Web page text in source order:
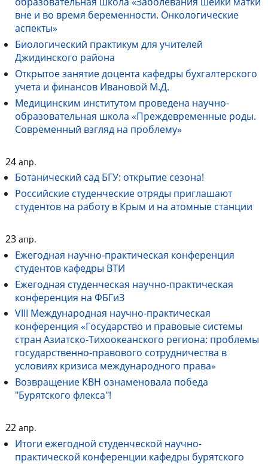
вне и во время беременности. Онкологические
аспекты»
Биологический практикум для учителей
Джидинского района
Открытое занятие доцента кафедры бухгалтерского
учета и финансов Ивановой М.Д.
Медицинским институтом проведена научно-
образовательная школа «Преждевременные роды.
Современный взгляд на проблему»
24 апр.
Ботанический сад БГУ: открытие сезона!
Российские студенческие отряды приглашают
студентов на работу в Крым и на атомные станции
23 апр.
Ежегодная научно-практическая конференция
студентов кафедры ВТИ
Ежегодная студенческая научно-практическая
конференция на ФБГиЗ
VIII Международная научно-практическая
конференция «Государство и правовые системы
стран Азиатско-Тихоокеанского региона: проблемы
государственно-правового сотрудничества в
условиях кризиса международного права»
Возвращение КВН ознаменовала победа
"Бурятского флекса"!
22 апр.
Итоги ежегодной студенческой научно-
практической конференции кафедры бурятского